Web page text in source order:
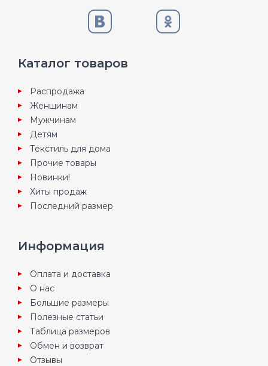
Каталог товаров
Распродажа
Женщинам
Мужчинам
Детям
Текстиль для дома
Прочие товары
Новинки!
Хиты продаж
Последний размер
Информация
Оплата и доставка
О нас
Большие размеры
Полезные статьи
Таблица размеров
Обмен и возврат
Отзывы